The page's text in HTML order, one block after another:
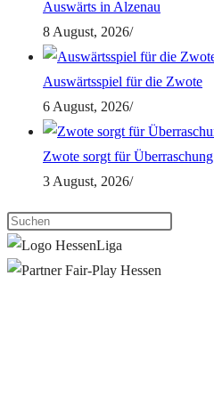
Auswärts in Alzenau
8 August, 2026/
Auswärtsspiel für die Zwote
6 August, 2026/
Zwote sorgt für
3 August, 2026/